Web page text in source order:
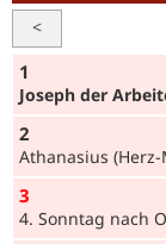
<
1
Joseph der
2
Athanasius
3
4. Sonntag nach